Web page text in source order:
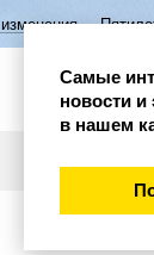
Пятилетие семьи
Самые
новости
в нашем